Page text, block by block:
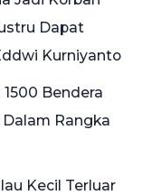
Dapat
Kurniyanto
Bendera
Rangka
Kecil Terluar